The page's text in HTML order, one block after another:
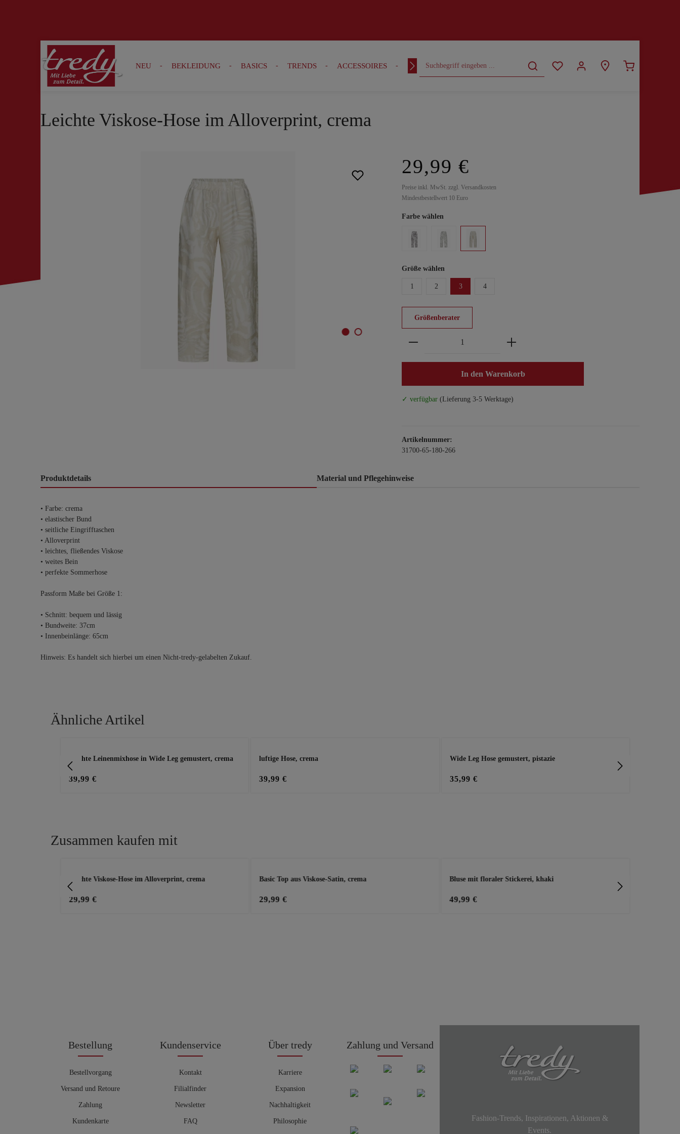
Zur Suche springen Zur Hauptnavigation springen
NEU BEKLEIDUNG BASICS TRENDS ACCESSOIRES OUTFITS CURVY
Leichte Viskose-Hose im Alloverprint, crema
29,99 €
Preise inkl. MwSt. zzgl. Versandkosten
Mindestbestellwert 10 Euro
Farbe wählen
Größe wählen
1 2 3 4
Größenberater
Produkt Anzahl: Gib den gewünschten Wert ein oder
In den Warenkorb
✓ verfügbar (Lieferung 3-5 Werktage)
Artikelnummer:
31700-65-180-266
Produktdetails Material und Pflegehinweise
• Farbe: crema
• elastischer Bund
• seitliche Eingrifftaschen
• Alloverprint
• leichtes, fließendes Viskose
• weites Bein
• perfekte Sommerhose
Passform Maße bei Größe 1:
• Schnitt: bequem und lässig
• Bundweite: 37cm
• Innenbeinlänge: 65cm
Hinweis: Es handelt sich hierbei um einen Nicht-tredy-gelabelten Zukauf.
Ähnliche Artikel
Leichte Leinenmixhose in Wide Leg gemustert, crema
39,99 €
luftige Hose, crema
39,99 €
Wide Leg Hose gemustert, pistazie
35,99 €
Zusammen kaufen mit
Leichte Viskose-Hose im Alloverprint, crema
29,99 €
Basic Top aus Viskose-Satin, crema
29,99 €
Bluse mit floraler Stickerei, khaki
49,99 €
Bestellung
Bestellvorgang
Versand und Retoure
Zahlung
Kundenkarte
Kundenservice
Kontakt
Filialfinder
Newsletter
FAQ
Über tredy
Karriere
Expansion
Nachhaltigkeit
Philosophie
Zahlung und Versand
Fashion-Trends, Inspirationen, Aktionen &
Events.